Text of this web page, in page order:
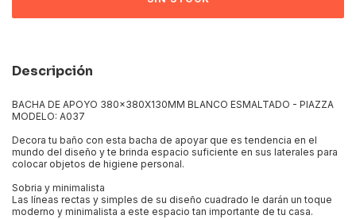
Descripción
BACHA DE APOYO 380x380X130MM BLANCO ESMALTADO - PIAZZA
MODELO: A037
Decora tu baño con esta bacha de apoyar que es tendencia en el
mundo del diseño y te brinda espacio suficiente en sus laterales para
colocar objetos de higiene personal.
Sobria y minimalista
Las líneas rectas y simples de su diseño cuadrado le darán un toque
moderno y minimalista a este espacio tan importante de tu casa.